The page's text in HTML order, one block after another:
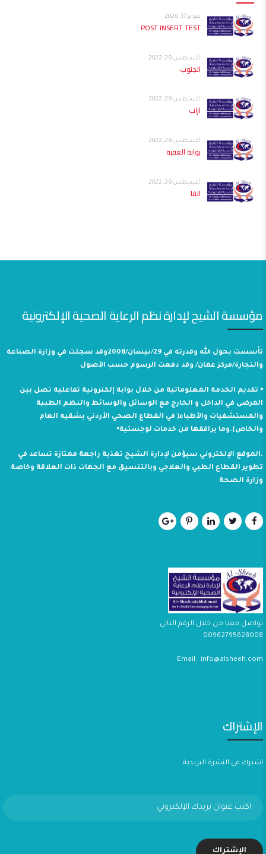
فبراير 17, 2026
POST INSERT TEST
أغسطس 29, 2022
الجنوب
أغسطس 29, 2022
اراب
أغسطس 29, 2022
بوابة العقبة
أغسطس 29, 2022
الفا
مؤسسة الشيح لإدارة نظم الرعاية الصحية الإلكترونية
تأسست بحول الله وقدرته في 29/نيسان/2008وقد سجلت في وزارة الصناعة
والتجارة/مركز عمان/ وقد دفعت الرسوم حسب الأصول
⦁ تقديم الخدمة المعلوماتية من خلال بوابة إلكترونية تفاعلية تصل بين
المرضى في الداخل و الخارج مع الوسائل والوسائط والنظم الطبية
والمستشفيات والأطباء( في القطاع الصحي الأردني بشقيه العام
والخاص).وما يرافقها من خدمات لوجستية⦁
.الموقع الإلكتروني سيؤمن لإدارة الشيح تغذية راجعة ممتازة تساعد في
تطوير القطاع الطبي والعلاجي وبالتنسيق مع الجهات ذات العلاقة وخاصة
وزارة الصحة
تواصل معنا من خلال الرقم التالي
00962795628008
Email : info@alsheeh.com
الإشتراك
اشترك في النشرة البريدية